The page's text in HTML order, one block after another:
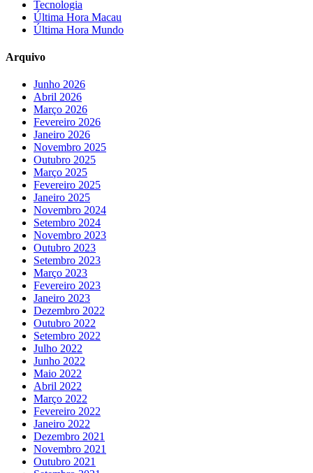
Tecnologia
Última Hora Macau
Última Hora Mundo
Arquivo
Junho 2026
Abril 2026
Março 2026
Fevereiro 2026
Janeiro 2026
Novembro 2025
Outubro 2025
Março 2025
Fevereiro 2025
Janeiro 2025
Novembro 2024
Setembro 2024
Novembro 2023
Outubro 2023
Setembro 2023
Março 2023
Fevereiro 2023
Janeiro 2023
Dezembro 2022
Outubro 2022
Setembro 2022
Julho 2022
Junho 2022
Maio 2022
Abril 2022
Março 2022
Fevereiro 2022
Janeiro 2022
Dezembro 2021
Novembro 2021
Outubro 2021